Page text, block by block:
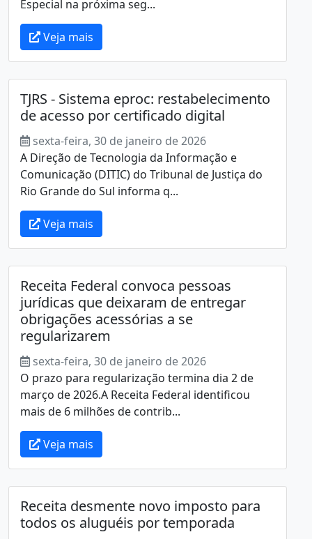
Especial na próxima seg...
Veja mais
TJRS - Sistema eproc: restabelecimento
de acesso por certificado digital
sexta-feira, 30 de janeiro de 2026
A Direção de Tecnologia da Informação e
Comunicação (DITIC) do Tribunal de Justiça do
Rio Grande do Sul informa q...
Veja mais
Receita Federal convoca pessoas
jurídicas que deixaram de entregar
obrigações acessórias a se
regularizarem
sexta-feira, 30 de janeiro de 2026
O prazo para regularização termina dia 2 de
março de 2026.A Receita Federal identificou
mais de 6 milhões de contrib...
Veja mais
Receita desmente novo imposto para
todos os aluguéis por temporada